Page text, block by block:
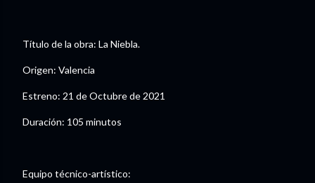
Título de la obra: La Niebla.
Origen: Valencia
Estreno: 21 de Octubre de 2021
Duración: 105 minutos
Equipo técnico-artístico: